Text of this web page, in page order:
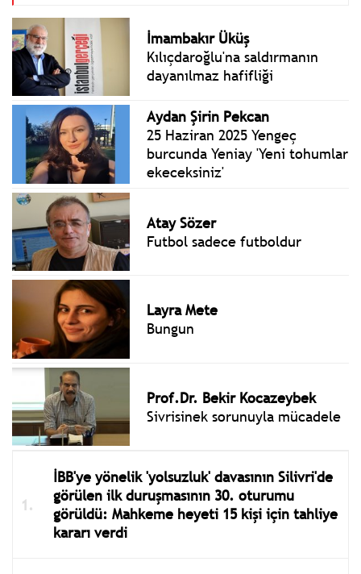
Cumhuriyetimizin
temelleri o gün atıldı.
İmambakır Üküş
Kılıçdaroğlu'na saldırmanın
dayanılmaz hafifliği
Aydan Şirin Pekcan
25 Haziran 2025 Yengeç
burcunda Yeniay 'Yeni tohumlar
ekeceksiniz'
Atay Sözer
Futbol sadece futboldur
Layra Mete
Bungun
Prof.Dr. Bekir Kocazeybek
Sivrisinek sorunuyla mücadele
İBB'ye yönelik 'yolsuzluk' davasının Silivri'de
görülen ilk duruşmasının 30. oturumu
görüldü: Mahkeme heyeti 15 kişi için tahliye
kararı verdi